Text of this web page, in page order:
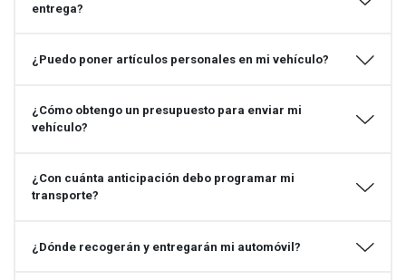
entrega?
¿Puedo poner artículos personales en mi vehículo?
¿Cómo obtengo un presupuesto para enviar mi
vehículo?
¿Con cuánta anticipación debo programar mi
transporte?
¿Dónde recogerán y entregarán mi automóvil?